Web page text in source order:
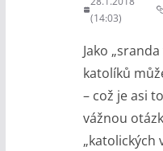
(14:03)
Jako
katolíků
– což je asi
vážnou
„katolických